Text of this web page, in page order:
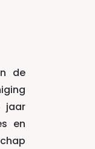
de
jaar
en